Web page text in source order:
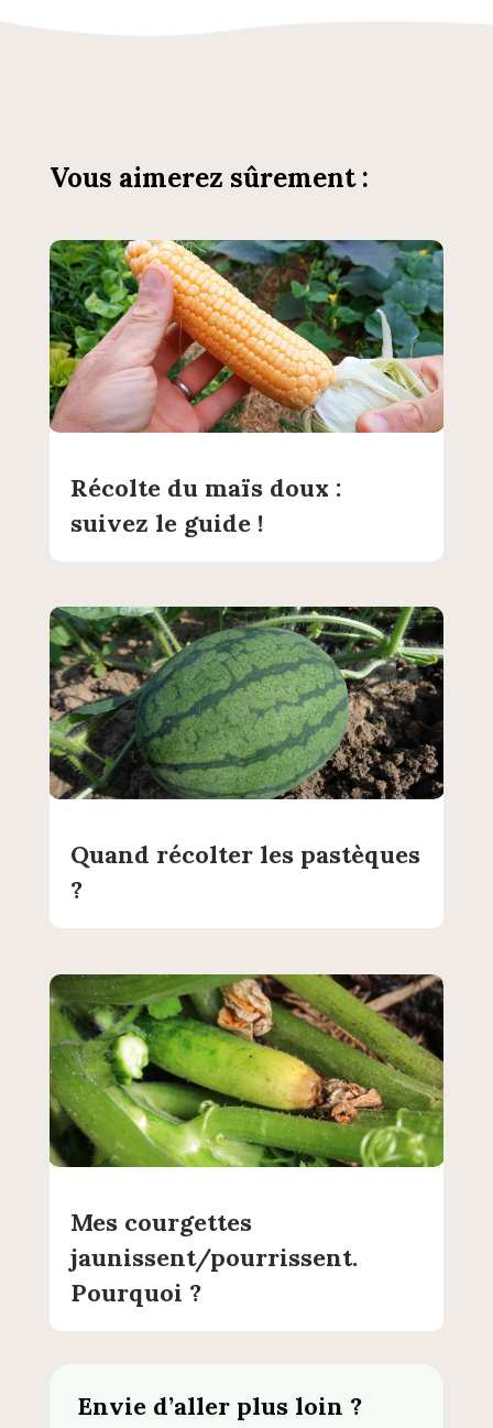
Vous aimerez sûrement :
Récolte du maïs doux :
suivez le guide !
Quand récolter les pastèques
?
Mes courgettes
jaunissent/pourrissent.
Pourquoi ?
Envie d’aller plus loin ?